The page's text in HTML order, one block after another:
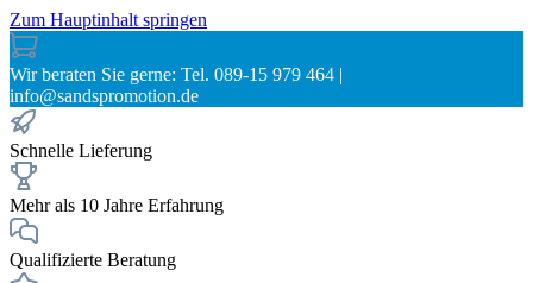
Zum Hauptinhalt springen
Wir beraten Sie gerne: Tel. 089-15 979 464 |
info@sandspromotion.de
Schnelle Lieferung
Mehr als 10 Jahre Erfahrung
Qualifizierte Beratung